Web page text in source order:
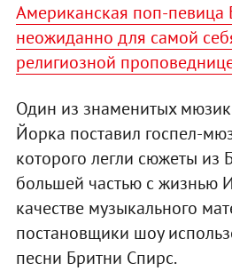
Американская поп-певица
неожиданно для самой
религиозной
Один из знаменитых
Йорка поставил госпел-
которого легли сюжеты из
большей частью с жизнью
качестве музыкального
постановщики шоу
песни Бритни Спирс.